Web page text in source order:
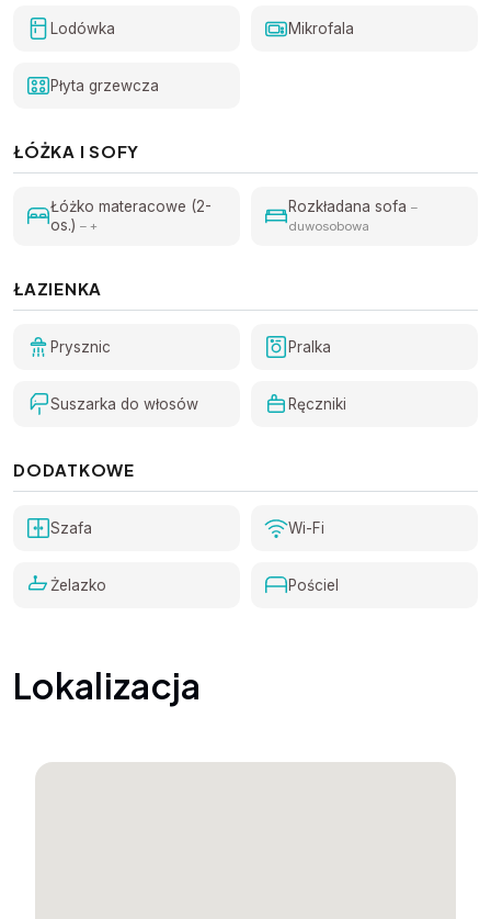
Lodówka Mikrofala
Płyta grzewcza
ŁÓŻKA I SOFY
Łóżko materacowe (2-
os.) – +
Rozkładana sofa –
duwosobowa
ŁAZIENKA
Prysznic Pralka
Suszarka do włosów Ręczniki
DODATKOWE
Szafa Wi-Fi
Żelazko Pościel
Lokalizacja